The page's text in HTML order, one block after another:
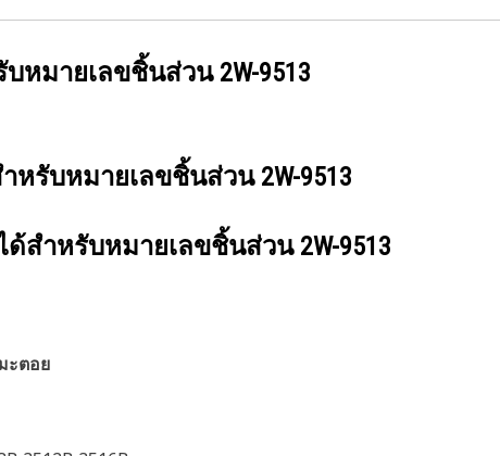
บหมายเลขชิ้นส่วน 2W-9513
หรับหมายเลขชิ้นส่วน 2W-9513
ด้สำหรับหมายเลขชิ้นส่วน 2W-9513
ะตอย